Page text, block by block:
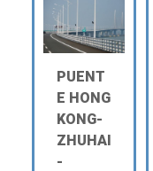
PUENT
E HONG
KONG-
ZHUHAI
-